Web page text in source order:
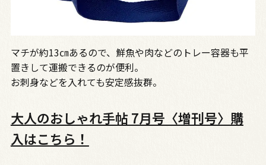
マチが約13㎝あるので、鮮魚や肉などのトレー容器も平
置きして運搬できるのが便利。
お刺身などを入れても安定感抜群。
大人のおしゃれ手帖 7月号〈増刊号〉購
入はこちら！